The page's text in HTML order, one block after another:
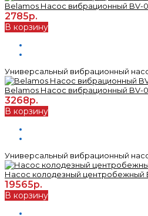
Belamos Насос вибрационный BV-
2785р.
В корзину
Универсальный вибрационный
Belamos Насос вибрационный BV-
3268р.
В корзину
Универсальный вибрационный
Насос колодезный центробежный
19565р.
В корзину